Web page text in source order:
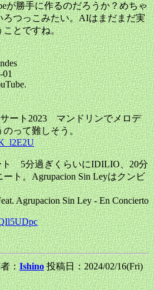
が勝手に作るのだろうか？めちゃ
ろつっこみたい。AIはまだまだ実
ことですね。
01
ート2023 マンドリンでメロデ
のって難しそう。
ト 5分過ぎくらいにIDILIO、20分
ト。Agrupacion Sin Leyはクンビ
Agrupacion Sin Ley - En Concierto
：Ishino 投稿日：2024/02/16(Fri)